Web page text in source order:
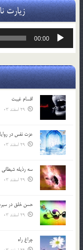
زیارت
پخش‌کننده
00:00
اقسام غيبت
29 اسفند 03
عزت نفس در
29 اسفند 03
سه رذیله شیطانی
29 اسفند 03
حسن خلق در
29 اسفند 03
چراغ راه